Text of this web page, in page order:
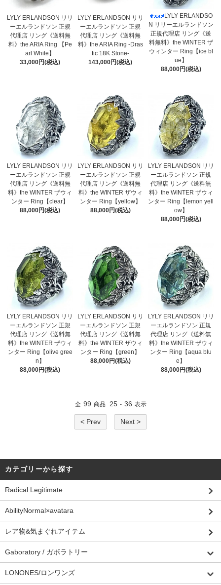
LYLY ERLANDSON リリ
ーエルランドソン 正規
代理店 リング《送料無
料》the ARIA Ring 【Pe
arl White】
33,000円(税込)
LYLY ERLANDSON リリ
ーエルランドソン 正規
代理店 リング《送料無
料》the ARIA Ring -Dras
tic 18K Stone-
143,000円(税込)
LYLY ERLANDSO
N リリーエルランドソン
正規代理店 リング《送
料無料》the WINTER ザ
ウィンター Ring【ice bl
ue】
88,000円(税込)
LYLY ERLANDSON リリ
ーエルランドソン 正規
代理店 リング《送料無
料》the WINTER ザウィ
ンター Ring【clear】
88,000円(税込)
LYLY ERLANDSON リリ
ーエルランドソン 正規
代理店 リング《送料無
料》the WINTER ザウィ
ンター Ring【yellow】
88,000円(税込)
LYLY ERLANDSON リリ
ーエルランドソン 正規
代理店 リング《送料無
料》the WINTER ザウィ
ンター Ring【lemon yell
ow】
88,000円(税込)
LYLY ERLANDSON リリ
ーエルランドソン 正規
代理店 リング《送料無
料》the WINTER ザウィ
ンター Ring【olive gree
n】
88,000円(税込)
LYLY ERLANDSON リリ
ーエルランドソン 正規
代理店 リング《送料無
料》the WINTER ザウィ
ンター Ring【green】
88,000円(税込)
LYLY ERLANDSON リリ
ーエルランドソン 正規
代理店 リング《送料無
料》the WINTER ザウィ
ンター Ring【aqua blu
e】
88,000円(税込)
全 99 商品 25 - 36 表示
< Prev Next >
カテゴリーから探す
Radical Legitimate
AbilityNormal×avatara
レア物&気まぐれアイテム
Gaboratory / ガボラトリー
LONONES/ロンワンズ